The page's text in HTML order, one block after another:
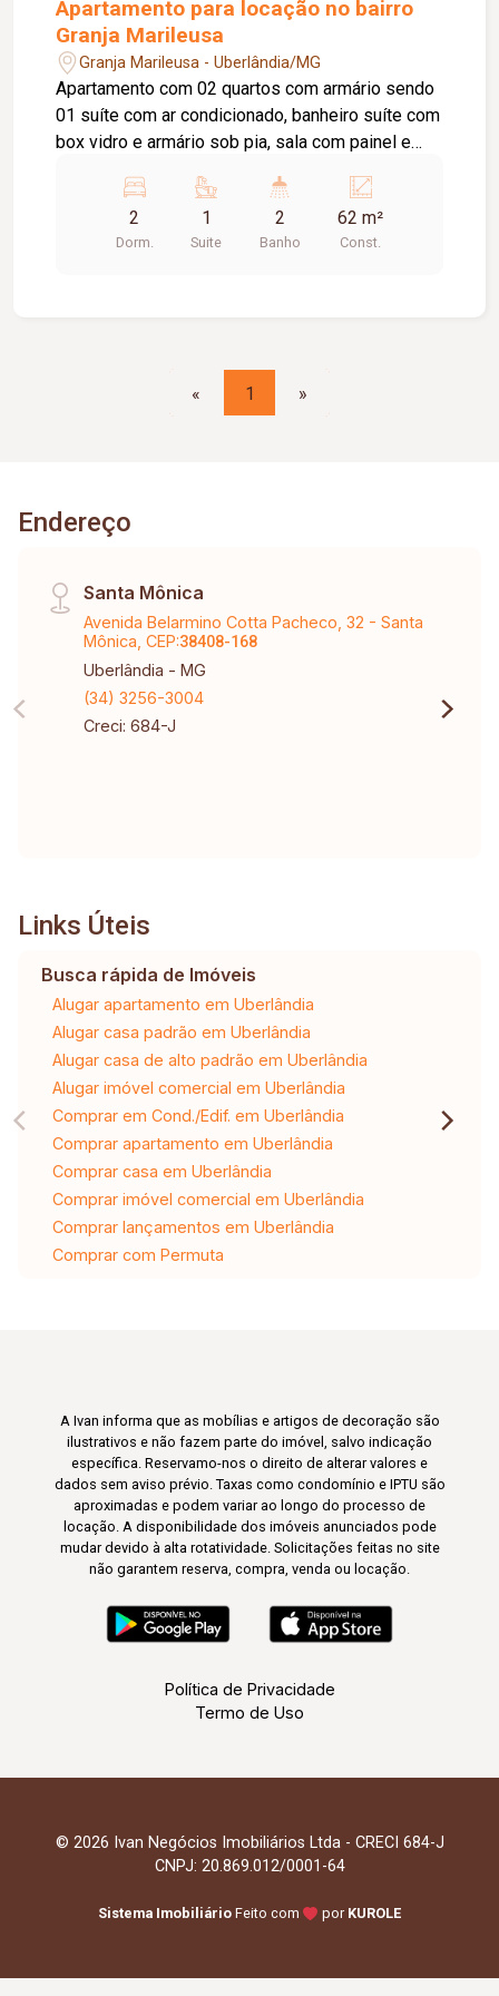
Apartamento para locação no bairro
Granja Marileusa
Granja Marileusa - Uberlândia/MG
Apartamento com 02 quartos com armário sendo
01 suíte com ar condicionado, banheiro suíte com
box vidro e armário sob pia, sala com painel e
banheiro social com box vidro e armário sob pia,
elevador, 01 vaga de estacionamento, portaria
virtual, salão de festa Ap semi mobiliado Sofá, Tv,
2
Dorm.
1
Suite
2
Banho
62 m²
Const.
« 1 »
Endereço
Santa Mônica
Avenida Belarmino Cotta Pacheco, 32 - Santa
Mônica, CEP:38408-168
Uberlândia - MG
(34) 3256-3004
Creci: 684-J
Links Úteis
Busca rápida de Imóveis
Alugar apartamento em Uberlândia
Alugar casa padrão em Uberlândia
Alugar casa de alto padrão em Uberlândia
Alugar imóvel comercial em Uberlândia
Comprar em Cond./Edif. em Uberlândia
Comprar apartamento em Uberlândia
Comprar casa em Uberlândia
Comprar imóvel comercial em Uberlândia
Comprar lançamentos em Uberlândia
Comprar com Permuta
A Ivan informa que as mobílias e artigos de decoração são
ilustrativos e não fazem parte do imóvel, salvo indicação
específica. Reservamo-nos o direito de alterar valores e
dados sem aviso prévio. Taxas como condomínio e IPTU são
aproximadas e podem variar ao longo do processo de
locação. A disponibilidade dos imóveis anunciados pode
mudar devido à alta rotatividade. Solicitações feitas no site
não garantem reserva, compra, venda ou locação.
Política de Privacidade
Termo de Uso
© 2026 Ivan Negócios Imobiliários Ltda - CRECI 684-J
CNPJ: 20.869.012/0001-64
Sistema Imobiliário Feito com por KUROLE